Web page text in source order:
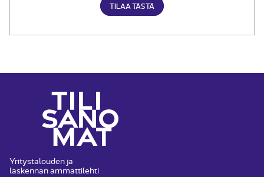
TILAA TÄSTÄ
Yritystalouden ja
laskennan ammattilehti